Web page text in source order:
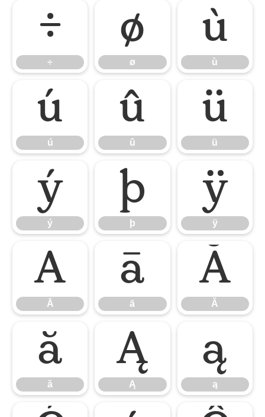
÷
÷
ø
ø
ù
ù
ú
ú
û
û
ü
ü
ý
ý
þ
þ
ÿ
ÿ
Ā
Ā
ā
ā
Ă
Ă
ă
ă
Ą
Ą
ą
ą